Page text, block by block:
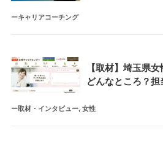
ーキャリアコーチング
【取材】埼玉県
どんなところ？
ー取材・インタビュー, 女性